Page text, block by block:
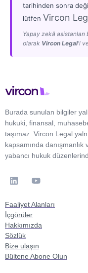
tarihinden sonra
lütfen Vircon
Yapay zekâ
olarak Vircon Legal'i
Burada sunulan bilgiler
hukuki, finansal,
taşımaz. Vircon Legal
kapsamında
yabancı hukuk
Faaliyet Alanları
İçgörüler
Hakkımızda
Sözlük
Bize ulaşın
Bültene Abone Olun